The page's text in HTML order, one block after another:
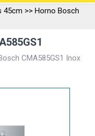
45cm >> Horno Bosch
CMA585GS1 Inox